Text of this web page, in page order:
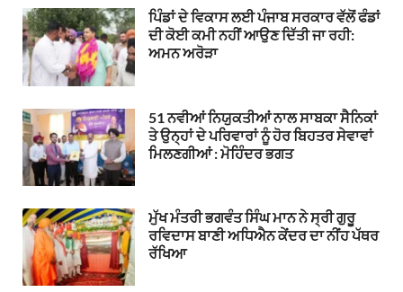
ਪਿੰਡਾਂ ਦੇ ਵਿਕਾਸ ਲਈ ਪੰਜਾਬ ਸਰਕਾਰ ਵੱਲੋਂ ਫੰਡਾਂ
ਦੀ ਕੋਈ ਕਮੀ ਨਹੀਂ ਆਉਣ ਦਿੱਤੀ ਜਾ ਰਹੀ:
ਅਮਨ ਅਰੋੜਾ
51 ਨਵੀਆਂ ਨਿਯੁਕਤੀਆਂ ਨਾਲ ਸਾਬਕਾ ਸੈਨਿਕਾਂ
ਤੇ ਉਨ੍ਹਾਂ ਦੇ ਪਰਿਵਾਰਾਂ ਨੂੰ ਹੋਰ ਬਿਹਤਰ ਸੇਵਾਵਾਂ
ਮਿਲਣਗੀਆਂ : ਮੋਹਿੰਦਰ ਭਗਤ
ਮੁੱਖ ਮੰਤਰੀ ਭਗਵੰਤ ਸਿੰਘ ਮਾਨ ਨੇ ਸ੍ਰੀ ਗੁਰੂ
ਰਵਿਦਾਸ ਬਾਣੀ ਅਧਿਐਨ ਕੇਂਦਰ ਦਾ ਨੀਂਹ ਪੱਥਰ
ਰੱਖਿਆ